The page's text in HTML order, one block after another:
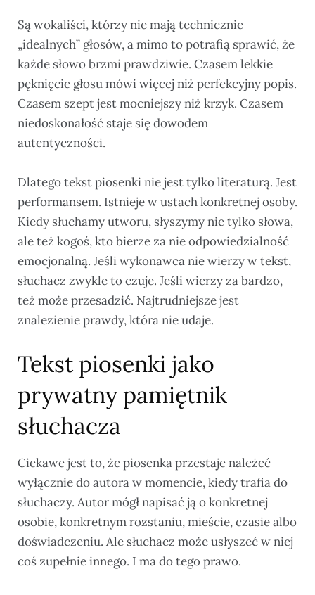
Są wokaliści, którzy nie mają technicznie
„idealnych” głosów, a mimo to potrafią sprawić, że
każde słowo brzmi prawdziwie. Czasem lekkie
pęknięcie głosu mówi więcej niż perfekcyjny popis.
Czasem szept jest mocniejszy niż krzyk. Czasem
niedoskonałość staje się dowodem
autentyczności.
Dlatego tekst piosenki nie jest tylko literaturą. Jest
performansem. Istnieje w ustach konkretnej osoby.
Kiedy słuchamy utworu, słyszymy nie tylko słowa,
ale też kogoś, kto bierze za nie odpowiedzialność
emocjonalną. Jeśli wykonawca nie wierzy w tekst,
słuchacz zwykle to czuje. Jeśli wierzy za bardzo,
też może przesadzić. Najtrudniejsze jest
znalezienie prawdy, która nie udaje.
Tekst piosenki jako
prywatny pamiętnik
słuchacza
Ciekawe jest to, że piosenka przestaje należeć
wyłącznie do autora w momencie, kiedy trafia do
słuchaczy. Autor mógł napisać ją o konkretnej
osobie, konkretnym rozstaniu, mieście, czasie albo
doświadczeniu. Ale słuchacz może usłyszeć w niej
coś zupełnie innego. I ma do tego prawo.